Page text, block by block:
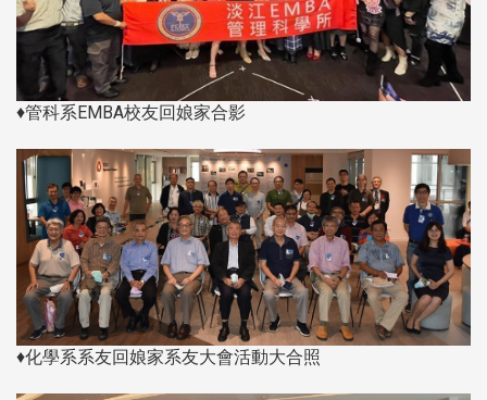
♦管科系EMBA校友回娘家合影
♦化學系系友回娘家系友大會活動大合照